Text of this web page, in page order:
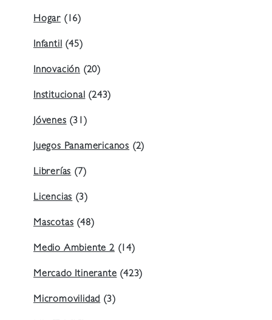
Hogar (16)
Infantil(45)
Innovación (20)
Institucional(243)
Jóvenes(31)
Juegos Panamericanos (2)
Librerías(7)
Licencias(3)
Mascotas(48)
Medio Ambiente 2(14)
Mercado Itinerante(423)
Micromovilidad(3)